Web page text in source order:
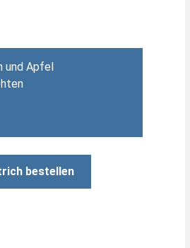
und Apfel
bestellen